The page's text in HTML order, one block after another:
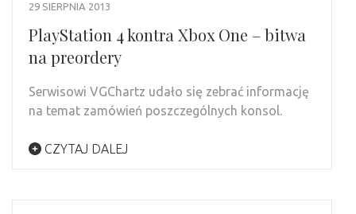
29 SIERPNIA 2013
PlayStation 4 kontra Xbox One – bitwa
na preordery
Serwisowi VGChartz udało się zebrać informację
na temat zamówień poszczególnych konsol.
CZYTAJ DALEJ